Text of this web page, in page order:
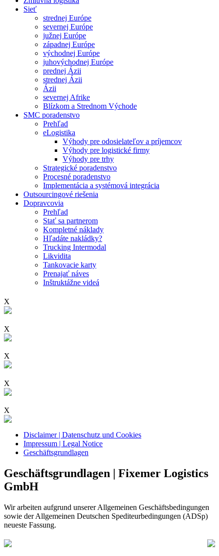
Sieť
strednej Európe
severnej Európe
južnej Európe
západnej Európe
východnej Európe
juhovýchodnej Európe
prednej Ázii
strednej Ázii
Ázii
severnej Afrike
Blízkom a Strednom Východe
SMC poradenstvo
Prehľad
eLogistika
Výhody pre odosielateľov a príjemcov
Výhody pre logistické firmy
Výhody pre trhy
Strategické poradenstvo
Procesné poradenstvo
Implementácia a systémová integrácia
Outsourcingové riešenia
Dopravcovia
Prehľad
Stať sa partnerom
Kompletné náklady
Hľadáte nakládky?
Trucking Intermodal
Likvidita
Tankovacie karty
Prenajať náves
Inštruktážne videá
X
X
X
X
X
Disclaimer | Datenschutz und Cookies
Impressum | Legal Notice
Geschäftsgrundlagen
Geschäftsgrundlagen | Fixemer Logistics
GmbH
Wir arbeiten aufgrund unserer Allgemeinen Geschäftsbedingungen
sowie der Allgemeinen Deutschen Spediteurbedingungen (ADSp)
neueste Fassung.